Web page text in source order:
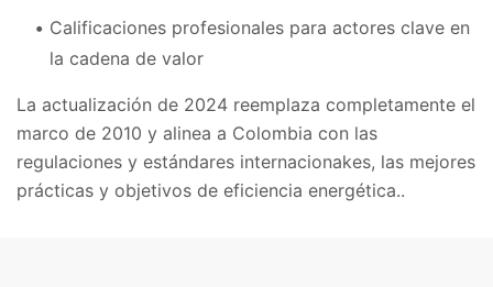
Calificaciones profesionales para actores clave en
la cadena de valor
La actualización de 2024 reemplaza completamente el
marco de 2010 y alinea a Colombia con las
regulaciones y estándares internacionakes, las mejores
prácticas y objetivos de eficiencia energética..